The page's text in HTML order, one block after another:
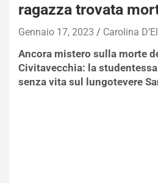
ragazza trovata
Gennaio 17, 2023 Carolina
Ancora mistero sulla morte
Civitavecchia: la
senza vita sul lungotevere